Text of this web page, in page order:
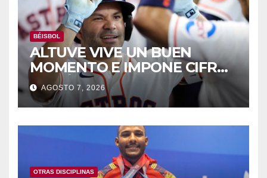
BÉISBOL
ALTUVE VIVE UN BUEN
MOMENTO E IMPONE CIFRAS
HISTÓRICAS
AGOSTO 7, 2026
OTRAS DISCIPLINAS